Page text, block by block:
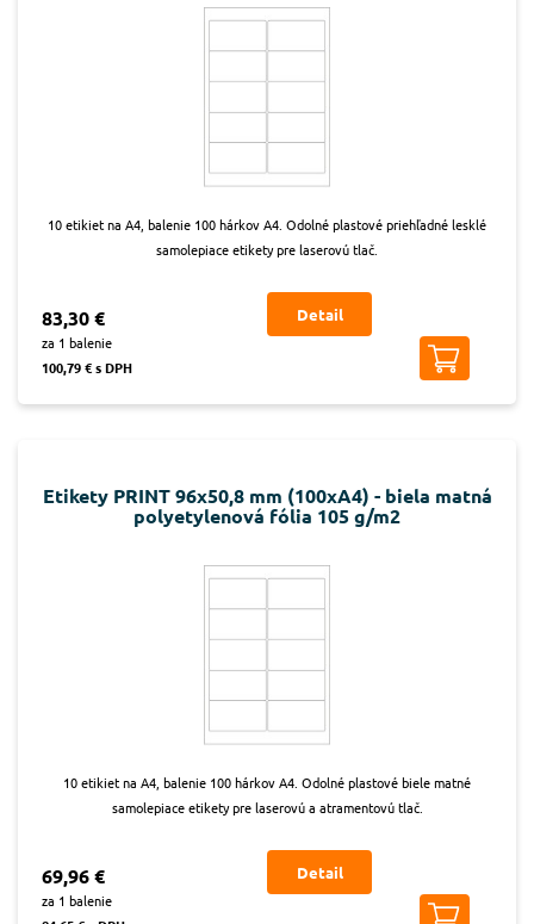
10 etikiet na A4, balenie 100 hárkov A4. Odolné plastové priehľadné lesklé
samolepiace etikety pre laserovú tlač.
83,30 €
za 1 balenie
100,79 € s DPH
Detail
Etikety PRINT 96x50,8 mm (100xA4) - biela matná
polyetylenová fólia 105 g/m2
10 etikiet na A4, balenie 100 hárkov A4. Odolné plastové biele matné
samolepiace etikety pre laserovú a atramentovú tlač.
69,96 €
za 1 balenie
Detail